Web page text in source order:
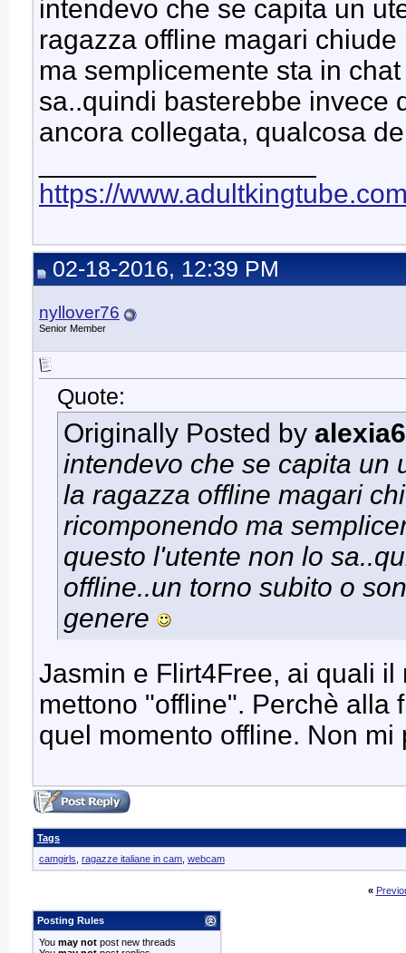
intendevo che se capita un
ragazza offline magari
ma semplicemente sta in
sa..quindi basterebbe invece
ancora collegata, qualcosa
https://
02-18-2016, 12:39 PM
nyllover76
Senior Member
Quote:
Originally Posted by
intendevo che se capita un
la ragazza offline magari
ricomponendo ma
questo l'utente non lo
offline..un torno subito o
genere
Jasmin e Flirt4Free, ai quali
mettono "offline". Perchè alla
quel momento offline. Non
Tags
camgirls ragazze italiane in cam webcam
«
Posting Rules
You may not post new threads